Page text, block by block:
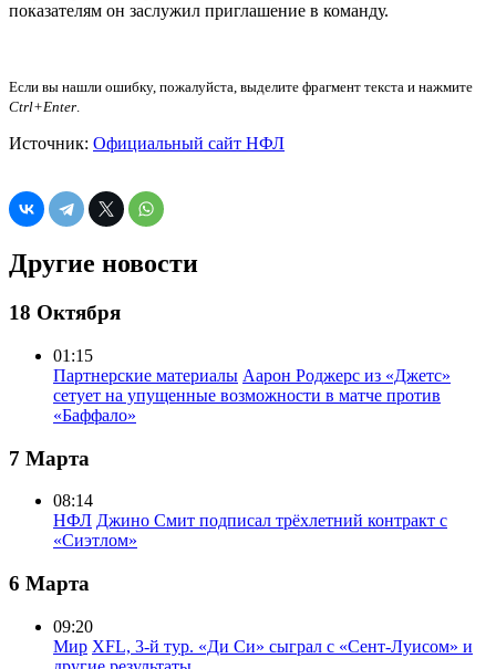
показателям он заслужил приглашение в команду.
Если вы нашли ошибку, пожалуйста, выделите фрагмент текста и нажмите
Ctrl+Enter.
Источник: Официальный сайт НФЛ
Другие новости
18 Октября
01:15
Партнерские материалы Аарон Роджерс из «Джетс»
сетует на упущенные возможности в матче против
«Баффало»
7 Марта
08:14
НФЛ Джино Смит подписал трёхлетний контракт с
«Сиэтлом»
6 Марта
09:20
Мир XFL, 3-й тур. «Ди Си» сыграл с «Сент-Луисом» и